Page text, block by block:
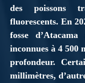
des poissons
fluorescents. En
fosse
inconnues à 4 500
profondeur.
millimètres,